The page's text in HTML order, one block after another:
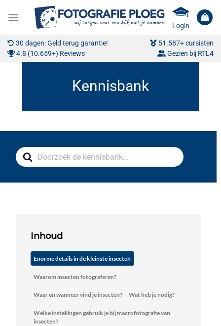
naar
Login
30 dagen: Geld terug garantie!
51.587+ cursisten
4.8 (10.659+) Reviews
Gezien bij RTL4
Search
For
Inhoud
Enorme details in de kleinste insecten
Waarom insecten fotograferen?
Waar en wanneer vind je insecten? Wat heb je nodig?
Welke instellingen gebruik je bij macrofotografie van
insecten?